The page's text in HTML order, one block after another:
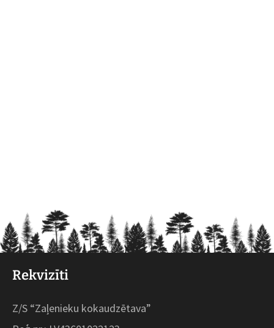
Rekvizīti
Z/S “Zaļenieku kokaudzētava”